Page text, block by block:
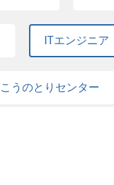
ITエンジニア
こうのとりセンター